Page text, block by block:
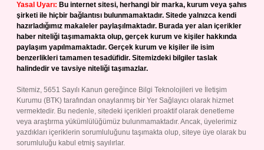
Yasal Uyarı: Bu internet sitesi, herhangi bir marka, kurum veya şahıs
şirketi ile hiçbir bağlantısı bulunmamaktadır. Sitede yalnızca kendi
hazırladığımız makaleler paylaşılmaktadır. Burada yer alan içerikler
haber niteliği taşımamakta olup, gerçek kurum ve kişiler hakkında
paylaşım yapılmamaktadır. Gerçek kurum ve kişiler ile isim
benzerlikleri tamamen tesadüfidir. Sitemizdeki bilgiler taslak
halindedir ve tavsiye niteliği taşımazlar.
Sitemiz, 5651 Sayılı Kanun gereğince Bilgi Teknolojileri ve İletişim
Kurumu (BTK) tarafından onaylanmış bir Yer Sağlayıcı olarak hizmet
vermektedir. Bu nedenle, sitedeki içerikleri proaktif olarak denetleme
veya araştırma yükümlülüğümüz bulunmamaktadır. Ancak, üyelerimiz
yazdıkları içeriklerin sorumluluğunu taşımakta olup, siteye üye olarak bu
sorumluluğu kabul etmiş sayılırlar.